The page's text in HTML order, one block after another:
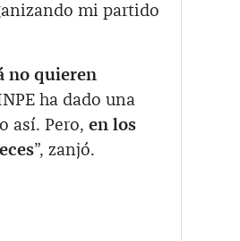
mi partido
no quieren
ha dado una
así. Pero, en los
”, zanjó.